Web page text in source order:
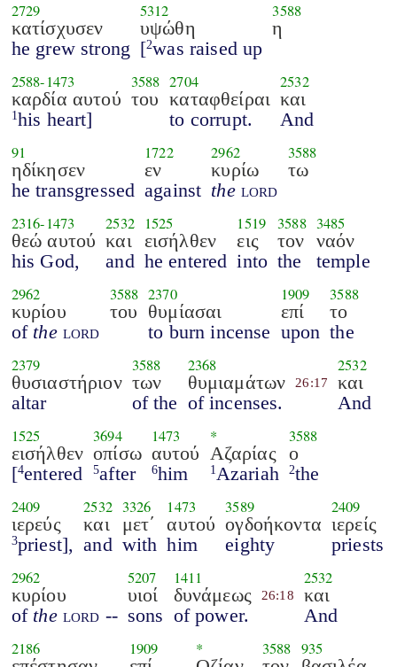
2729
κατίσχυσεν
he grew strong
5312
υψώθη
[2was raised up
3588
η
2588-1473
καρδία αυτού
1 his heart]
3588
του
2704
καταφθείραι
to corrupt.
2532
και
And
91
ηδίκησεν
he transgressed
1722
εν
against
2962
κυρίω
the lord
3588
τω
2316-1473
θεώ αυτού
his God,
2532
και
and
1525
εισήλθεν
he entered
1519
εις
into
3588
τον
the
3485
ναόν
temple
2962
κυρίου
of the lord
3588
του
2370
θυμίασαι
to burn incense
1909
επί
upon
3588
το
the
2379
θυσιαστήριον
altar
3588
των
of the
2368
θυμιαμάτων
of incenses.
26:17
2532
και
And
1525
εισήλθεν
[4entered
3694
οπίσω
5after
1473
αυτού
6him
*
Αζαρίας
1 Azariah
3588
ο
2the
2409
ιερεύς
3priest],
2532
και
and
3326
μετ΄
with
1473
αυτού
him
3589
ογδοήκοντα
eighty
2409
ιερείς
priests
2962
κυρίου
of the lord --
5207
υιοί
sons
1411
δυνάμεως
of power.
26:18
2532
και
And
2186 1909 * 3588 935